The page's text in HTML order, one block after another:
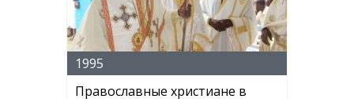
1995
Православные христиане в